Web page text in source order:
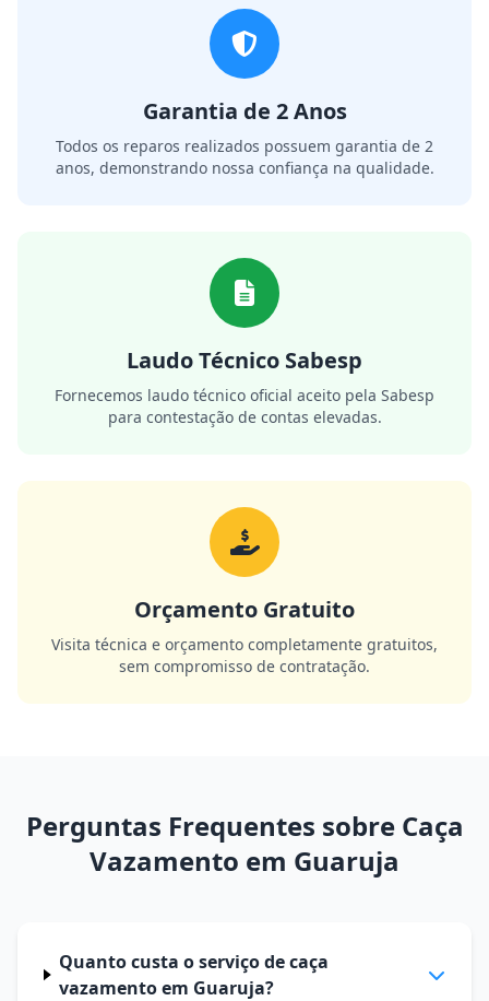
Garantia de 2 Anos
Todos os reparos realizados possuem garantia de 2
anos, demonstrando nossa confiança na qualidade.
Laudo Técnico Sabesp
Fornecemos laudo técnico oficial aceito pela Sabesp
para contestação de contas elevadas.
Orçamento Gratuito
Visita técnica e orçamento completamente gratuitos,
sem compromisso de contratação.
Perguntas Frequentes sobre Caça
Vazamento em Guaruja
Quanto custa o serviço de caça
vazamento em Guaruja?